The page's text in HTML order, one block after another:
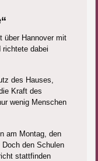
über Hannover mit
dabei
des Hauses,
Kraft des
wenig Menschen
am Montag, den
den Schulen
stattfinden